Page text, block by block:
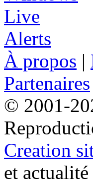
À propos |
Partenaires
© 2001-
Creation
et actualité